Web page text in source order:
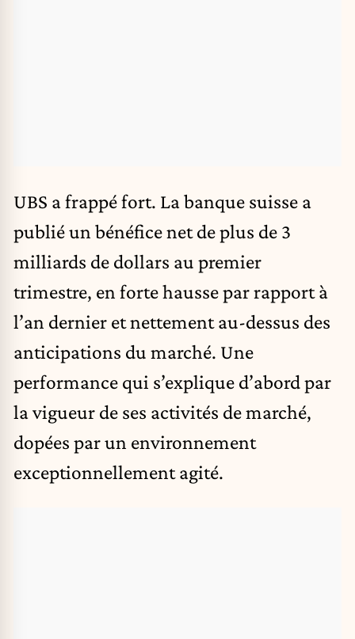
UBS a frappé fort. La banque suisse a
publié un bénéfice net de plus de 3
milliards de dollars au premier
trimestre, en forte hausse par rapport à
l’an dernier et nettement au-dessus des
anticipations du marché. Une
performance qui s’explique d’abord par
la vigueur de ses activités de marché,
dopées par un environnement
exceptionnellement agité.